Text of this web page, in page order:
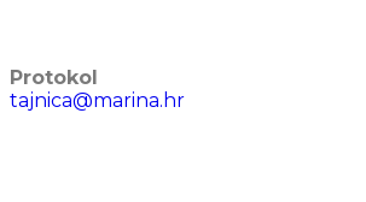
Protokol
tajnica@marina.hr